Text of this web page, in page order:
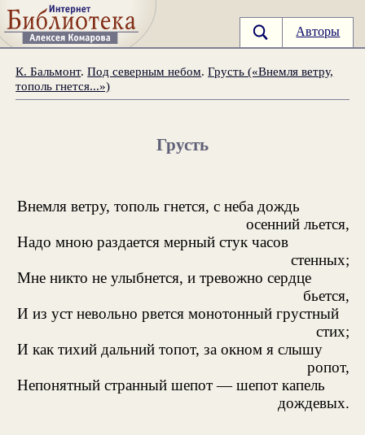
Авторы
К. Бальмонт.Под северным небом.Грусть («Внемля ветру,
тополь гнется...»)
Грусть
Внемля ветру, тополь гнется, с неба дождь
осенний льется,
Надо мною раздается мерный стук часов
стенных;
Мне никто не улыбнется, и тревожно сердце
бьется,
И из уст невольно рвется монотонный грустный
стих;
И как тихий дальний топот, за окном я слышу
ропот,
Непонятный странный шепот — шепот капель
дождевых.